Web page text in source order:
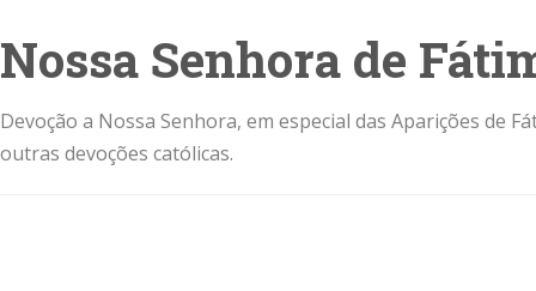
Nossa Senhora de
Devoção a Nossa Senhora, em especial das Aparições de
outras devoções católicas.